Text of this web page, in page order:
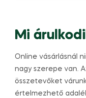
Mi
Online vásárlásnál
nagy szerepe van.
összetevőket
értelmezhető